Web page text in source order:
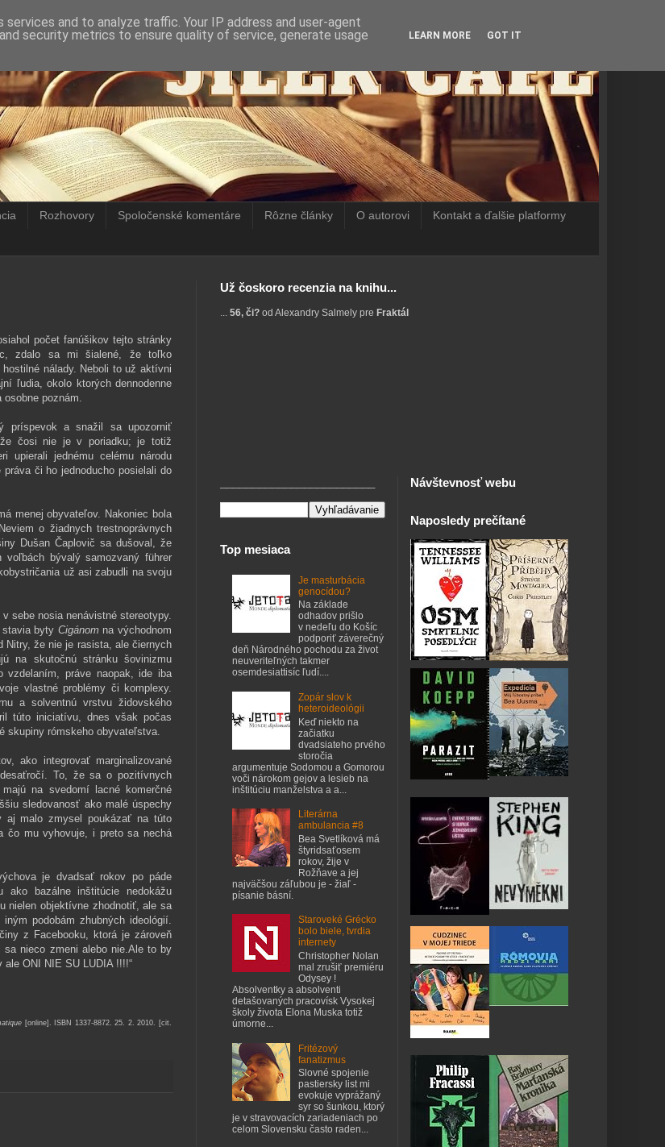
Rozhovory Spoločenské komentáre Rôzne články O autorovi Kontakt a ďalšie platformy
počet fanúšikov tejto stránky
zdalo sa mi šialené, že toľko
nálady.
Neboli to už aktívni
ľudia, okolo ktorých dennodenne
poznám.
príspevok a snažil sa upozorniť
čosi nie je v poriadku; je totiž
upierali jednému celému národu
či ho jednoducho posielali do
menej obyvateľov. Nakoniec bola
o žiadnych trestnoprávnych
Dušan Čaplovič sa dušoval, že
bývalý samozvaný führer
už asi zabudli na svoju
sebe nosia nenávistné stereotypy.
byty Cigánomna východnom
Nitry, že nie je rasista, ale čiernych
na skutočnú stránku šovinizmu
vzdelaním, práve naopak, ide iba
vlastné problémy či komplexy.
a solventnú vrstvu židovského
túto iniciatívu, dnes však počas
rómskeho obyvateľstva.
ako integrovať marginalizované
To, že sa o pozitívnych
na svedomí lacné komerčné
sledovanosť ako malé úspechy
malo zmysel poukázať na túto
čo mu vyhovuje, i preto sa nechá
je dvadsať rokov po páde
bazálne inštitúcie nedokážu
nielen objektívne zhodnotiť, ale sa
podobám zhubných ideológií.
z Facebooku, ktorá je zároveň
nieco zmeni alebo nie.Ale to by
ale ONI NIE SU LUDIA !!!!“
[online]. ISBN 1337-8872. 25. 2. 2010. [cit.
Už čoskoro recenzia na knihu...
56, či? od Alexandry Salmely pre Fraktál
Top mesiaca
Je masturbácia
genocídou?
Na základe
odhadov prišlo
v nedeľu do Košíc
podporiť záverečný
deň Národného pochodu za život
neuveriteľných takmer
osemdesiattisíc ľudí....
Zopár slov k
heteroideológii
Keď niekto na
začiatku
dvadsiateho prvého
storočia
argumentuje Sodomou a Gomorou
voči nárokom gejov a lesieb na
inštitúciu manželstva a a...
Literárna
ambulancia #8
Bea Svetlíková má
štyridsaťosem
rokov, žije v
Rožňave a jej
najväčšou záľubou je - žiaľ -
písanie básní.
Staroveké Grécko
bolo biele, tvrdia
internety
Christopher Nolan
mal zrušiť premiéru
Odysey !
Absolventky a absolventi
detašovaných pracovísk Vysokej
školy života Elona Muska totiž
úmorne...
Fritézový
fanatizmus
Slovné spojenie
pastiersky list mi
evokuje vyprážaný
syr so šunkou, ktorý
je v stravovacích zariadeniach po
celom Slovensku často raden...
Návštevnosť webu
Naposledy prečítané
and to analyze traffic. Your IP address and user-agent
security metrics to ensure quality of service, generate usage
LEARN MORE GOT IT